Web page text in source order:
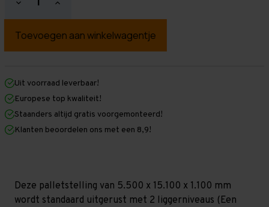
Hoeveelheid
verlagen
Palletstelling
mm
mm
x
1.100
mm
-
-
T100
Hoeveelheid
verhogen
Palletstelling
mm
mm
1.100
mm
(HxLxD)
-
T100
Uit voorraad leverbaar!
Europese top kwaliteit!
Staanders altijd gratis voorgemonteerd!
Klanten beoordelen ons met een 8,9!
Deze palletstelling van 5.500 x 15.100 x 1.100 mm
wordt standaard uitgerust met 2 liggerniveaus (Een